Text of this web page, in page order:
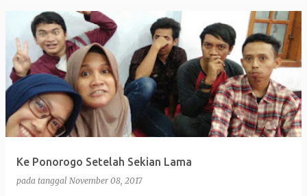
Ke Ponorogo Setelah Sekian Lama
pada tanggal November 08, 2017